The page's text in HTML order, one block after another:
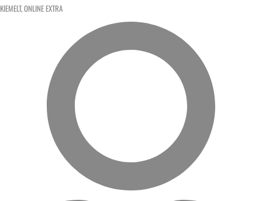
KIEMELT,ONLINE EXTRA